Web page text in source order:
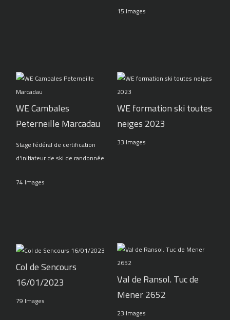
15 Images
WE Cambales
Peterneille Marcadau
Stage fédéral de certification
d'initiateur de ski de randonnée
74 Images
WE formation ski toutes
neiges 2023
33 Images
Col de Sencours
16/01/2023
79 Images
Val de Ransol. Tuc de
Mener 2652
23 Images